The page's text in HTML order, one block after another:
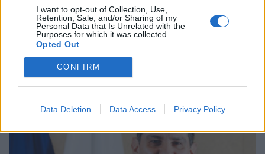
I want to opt-out of Collection, Use,
Retention, Sale, and/or Sharing of my
Personal Data that Is Unrelated with the
Purposes for which it was collected.
Opted Out
CONFIRM
Data Deletion Data Access Privacy Policy
ΑΠΟΘΗΚΕΥΣΗ
ΣΥΦΩΕΛ: Χάθηκαν 153,74 εκατ. ευρώ για τις
μπαταρίες – Μεγάλη απώλεια για τις μικρές
επιχειρήσεις
07/08/2026 - 13:11